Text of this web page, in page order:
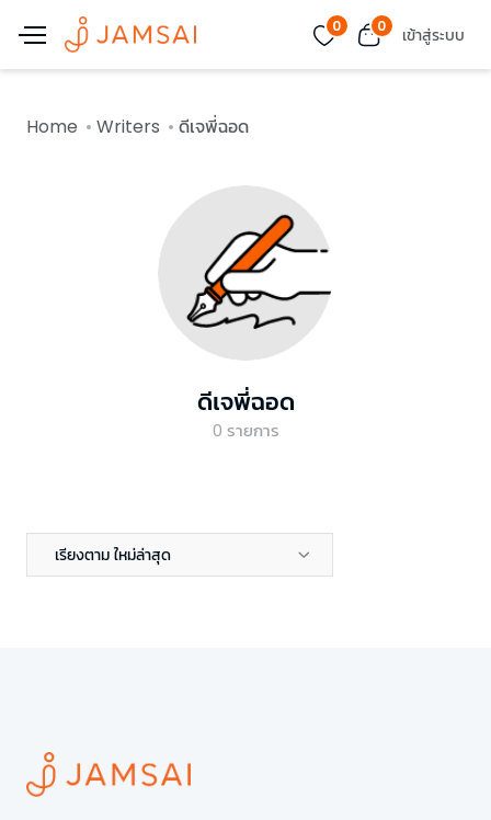
0 0 เข้าสู่ระบบ
Home Writers ดีเจพี่ฉอด
ดีเจพี่ฉอด
0 รายการ
เรียงตาม ใหม่ล่าสุด